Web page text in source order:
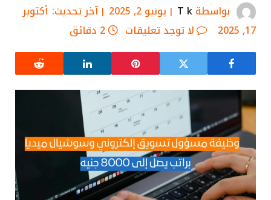
بواسطةT k يونيو 2, 2025 آخر تحديث: أكتوبر
17, 2025
لا توجد تعليقات 2 دقائق